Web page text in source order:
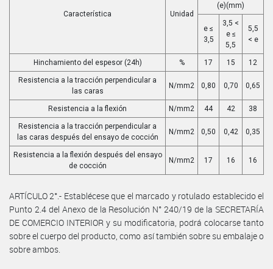
Característica Unidad
(e)(mm)
e ≤
3,5
3,5 <
e ≤
5,5
5,5
< e
Hinchamiento del espesor (24h) % 17 15 12
Resistencia a la tracción perpendicular a
las caras
N/mm2 0,80 0,70 0,65
Resistencia a la flexión N/mm2 44 42 38
Resistencia a la tracción perpendicular a
las caras después del ensayo de cocción
N/mm2 0,50 0,42 0,35
Resistencia a la flexión después del ensayo
de cocción
N/mm2 17 16 16
ARTÍCULO 2°.- Establécese que el marcado y rotulado establecido el
Punto 2.4 del Anexo de la Resolución N° 240/19 de la SECRETARÍA
DE COMERCIO INTERIOR y su modificatoria, podrá colocarse tanto
sobre el cuerpo del producto, como así también sobre su embalaje o
sobre ambos.